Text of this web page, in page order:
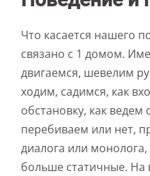
Что касается нашего
связано с 1 домом.
двигаемся, шевелим
ходим, садимся, как
обстановку, как ведем
перебиваем или нет,
диалога или
больше статичные. На